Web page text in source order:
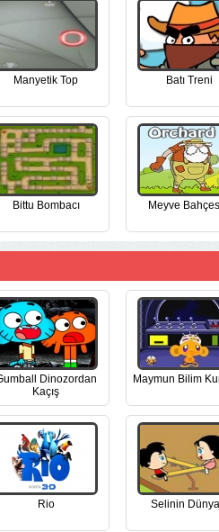
Manyetik Top Batı Treni
Bittu Bombacı Meyve
Dinozordan
Kaçış
Maymun Bilim
Rio Selinin